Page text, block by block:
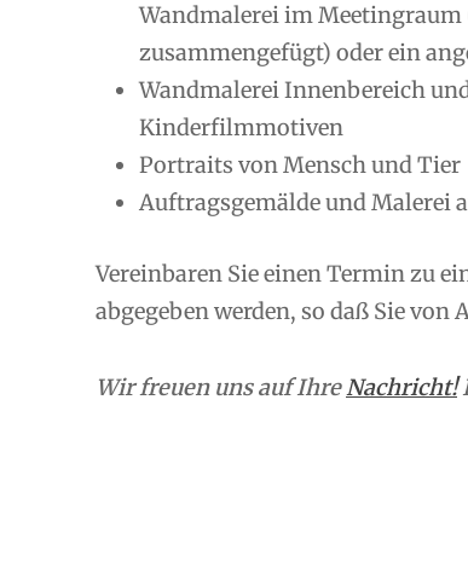
Wandmalerei im
zusammengefügt) oder ein
Wandmalerei Innenbereich
Kinderfilmmotiven
Portraits von Mensch und Tier
Auftragsgemälde und Malerei
Vereinbaren Sie einen Termin zu
abgegeben werden, so daß Sie
Wir freuen uns auf Ihre Nachricht!